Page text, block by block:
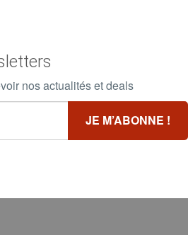
nos actualités et deals